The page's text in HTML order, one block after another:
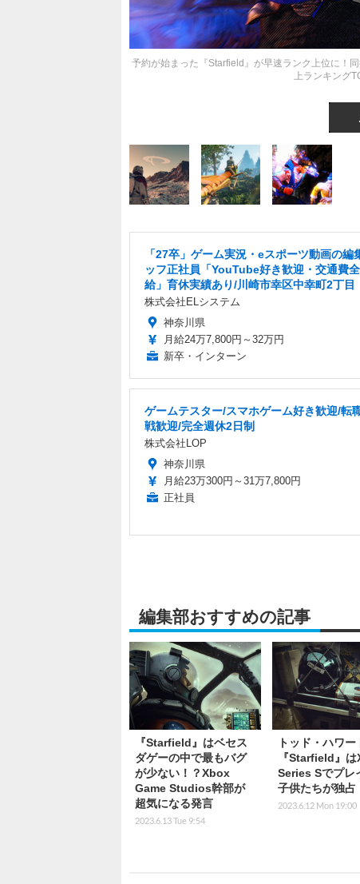
予約が始まった『Starfield』が早速ランク上位に！
上ランキング
「27卒」ゲーム実況・eスポーツ動画の編
ッフ正社員「YouTube好き歓迎・交通費
給」育休実績あり/川崎市幸区中幸町2丁目
株式会社ELシステム
神奈川県
月給24万7,800円～32万円
新卒・インターン
ゲームテスター/スマホゲーム好き歓迎/転
戦歓迎/完全週休2日制
株式会社LOP
神奈川県
月給23万300円～31万7,800円
正社員
編集部おすすめの記事
『Starfield』はベセス
ダゲーの中で最もバグ
が少ない！？Xbox
Game Studios幹部が
超気になる発言
2023.6.13 Tue 9:54
トッド・ハワー
『Starfield』
Series Sでプ
子供たちが独占
2023.6.12 Mon 19:00